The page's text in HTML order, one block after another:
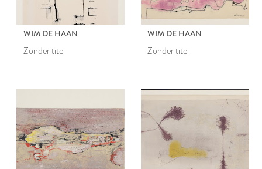
WIM DE HAAN
Zonder titel
WIM DE HAAN
Zonder titel